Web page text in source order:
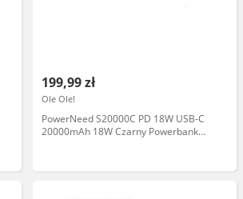
199,99 zł
Ole Ole!
PowerNeed S20000C PD 18W USB-C
20000mAh 18W Czarny Powerbank